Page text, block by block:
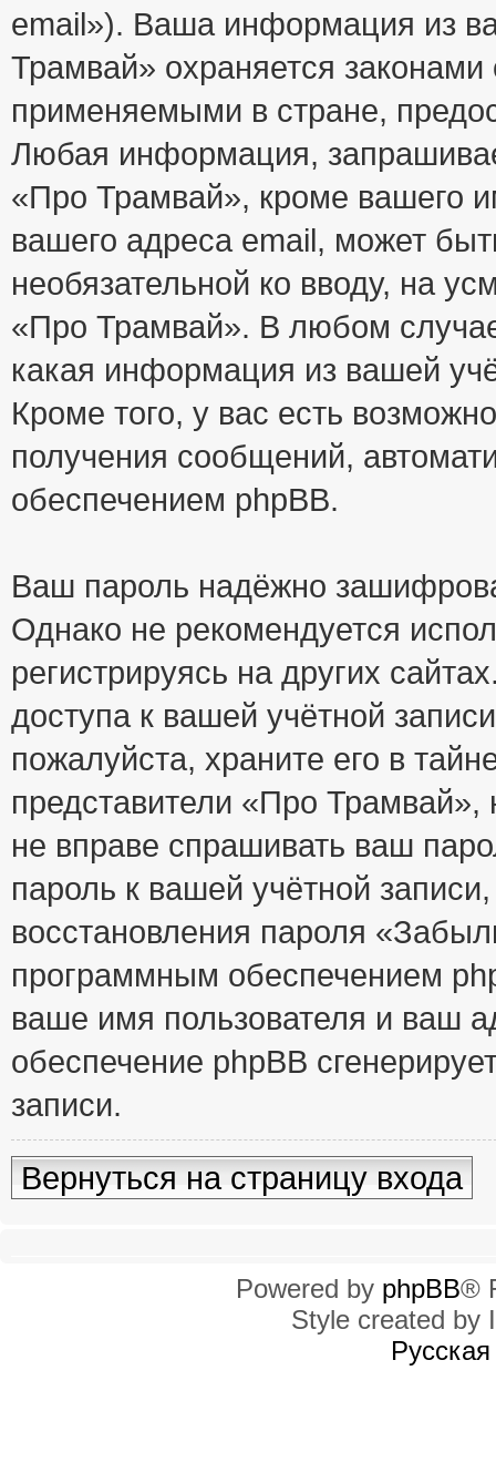
email»). Ваша информация из
Трамвай» охраняется
применяемыми в стране,
Любая информация,
«Про Трамвай», кроме вашего
вашего адреса email, может
необязательной ко вводу, на
«Про Трамвай». В любом
какая информация из вашей
Кроме того, у вас есть
получения сообщений,
обеспечением phpBB.
Ваш пароль надёжно
Однако не рекомендуется
регистрируясь на других
доступа к вашей учётной
пожалуйста, храните его в
представители «Про Трамвай»,
не вправе спрашивать ваш
пароль к вашей учётной
восстановления пароля
программным обеспечением
ваше имя пользователя и ваш
обеспечение phpBB
записи.
Вернуться на страницу входа
Powered by phpBB®
Style created by